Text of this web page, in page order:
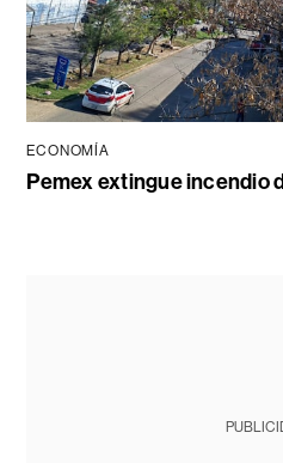
ECONOMÍA
Pemex extingue incendio